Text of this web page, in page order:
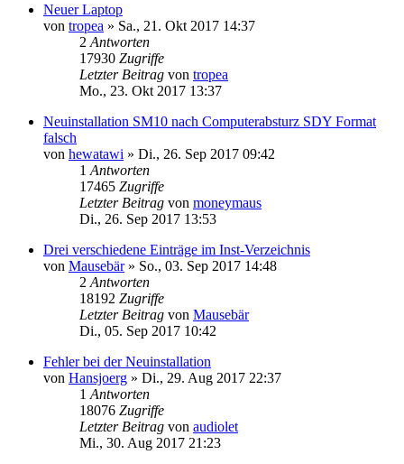
Neuer Laptop
von tropea » Sa., 21. Okt 2017 14:37
2 Antworten
17930 Zugriffe
Letzter Beitrag von tropea
Mo., 23. Okt 2017 13:37
Neuinstallation SM10 nach Computerabsturz SDY Format
falsch
von hewatawi » Di., 26. Sep 2017 09:42
1 Antworten
17465 Zugriffe
Letzter Beitrag von moneymaus
Di., 26. Sep 2017 13:53
Drei verschiedene Einträge im Inst-Verzeichnis
von Mausebär» So., 03. Sep 2017 14:48
2 Antworten
18192 Zugriffe
Letzter Beitrag von Mausebär
Di., 05. Sep 2017 10:42
Fehler bei der Neuinstallation
von Hansjoerg » Di., 29. Aug 2017 22:37
1 Antworten
18076 Zugriffe
Letzter Beitrag von audiolet
Mi., 30. Aug 2017 21:23